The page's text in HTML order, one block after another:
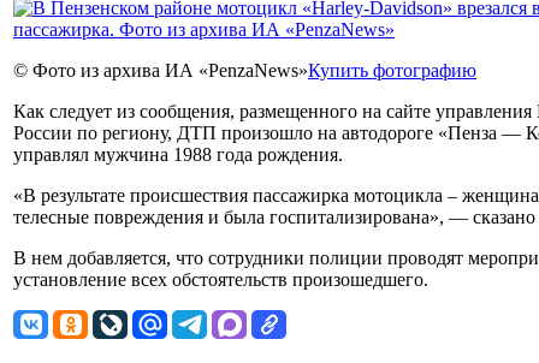
© Фото из архива ИА «PenzaNews»Купить фотографию
Как следует из сообщения, размещенного на сайте
России по региону, ДТП произошло на автодороге «Пенза —
управлял мужчина 1988 года рождения.
«В результате происшествия пассажирка мотоцикла –
телесные повреждения и была госпитализирована», — сказано
В нем добавляется, что сотрудники полиции проводят
установление всех обстоятельств произошедшего.